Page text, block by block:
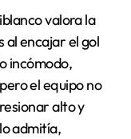
valora la
al encajar el gol
incómodo,
el equipo no
alto y
admitía,